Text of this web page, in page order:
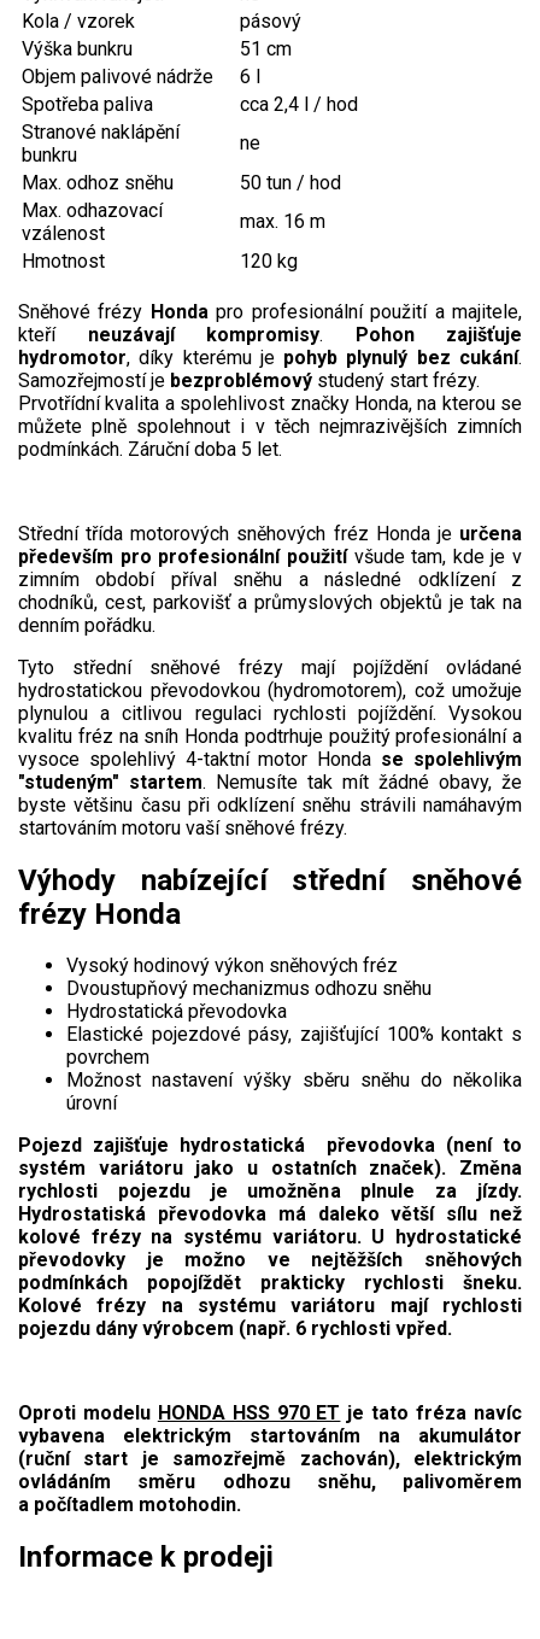
Aku křovinořezy a vyžínače
Aku pily
Aku sekačky
Aku STIHL
Aku AL-KO
Štípačka na dřevo
VARI malotraktory
VARI multifunkční nosiče
Sněhové frézy
Kultivátory
Nůžky na živý plot
Vysavače a foukače
Elektrocentrály
Štěpkovače a drtiče
Elektrické skútry
Elektrické tříkolky
Elektrické tříkolky pro seniory
Elektrické tříkolky pracovní
Elektrické čtyřkolky
Náhradní díly
Náhradní díly pro motorové pily
Zahradní traktory
Řetězové pily
Náhradní díly pro křovinořezy
Náhradní díly pro sekačky
Kola / vzorek
pásový
Výška bunkru
51 cm
Objem palivové nádrže
6 l
Spotřeba paliva
cca 2,4 l / hod
Stranové naklápění
bunkru
ne
Max. odhoz sněhu
50 tun / hod
Max. odhazovací
vzálenost
max. 16 m
Hmotnost
120 kg
Sněhové frézy Honda pro profesionální použití a majitele,
kteří neuzávají kompromisy. Pohon zajišťuje
hydromotor, díky kterému je pohyb plynulý bez cukání.
Samozřejmostí je bezproblémový studený start frézy.
Prvotřídní kvalita a spolehlivost značky Honda, na kterou se
můžete plně spolehnout i v těch nejmrazivějších zimních
podmínkách. Záruční doba 5 let.
Střední třída motorových sněhových fréz Honda je určena
především pro profesionální použitívšude tam, kde je v
zimním období příval sněhu a následné odklízení z
chodníků, cest, parkovišť a průmyslových objektů je tak na
denním pořádku.
Tyto střední sněhové frézy mají pojíždění ovládané
hydrostatickou převodovkou (hydromotorem), což umožuje
plynulou a citlivou regulaci rychlosti pojíždění. Vysokou
kvalitu fréz na sníh Honda podtrhuje použitý profesionální a
vysoce spolehlivý 4-taktní motor Honda se spolehlivým
"studeným" startem. Nemusíte tak mít žádné obavy, že
byste většinu času při odklízení sněhu strávili namáhavým
startováním motoru vaší sněhové frézy.
Výhody nabízející střední sněhové
frézy Honda
Vysoký hodinový výkon sněhových fréz
Dvoustupňový mechanizmus odhozu sněhu
Hydrostatická převodovka
Elastické pojezdové pásy, zajišťující 100% kontakt s
povrchem
Možnost nastavení výšky sběru sněhu do několika
úrovní
Pojezd zajišťuje hydrostatická převodovka (není to
systém variátoru jako u ostatních značek). Změna
rychlosti pojezdu je umožněna plnule za jízdy.
Hydrostatiská převodovka má daleko větší sílu než
kolové frézy na systému variátoru. U hydrostatické
převodovky je možno ve nejtěžších sněhových
podmínkách popojíždět prakticky rychlosti šneku.
Kolové frézy na systému variátoru mají rychlosti
pojezdu dány výrobcem (např. 6 rychlosti vpřed.
Oproti modelu HONDA HSS 970 ET je tato fréza navíc
vybavena elektrickým startováním na akumulátor
(ruční start je samozřejmě zachován), elektrickým
ovládáním směru odhozu sněhu, palivoměrem
a počítadlem motohodin.
Informace k prodeji